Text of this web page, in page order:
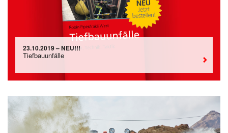
23.10.2019 – NEU!!!
Tiefbauunfälle